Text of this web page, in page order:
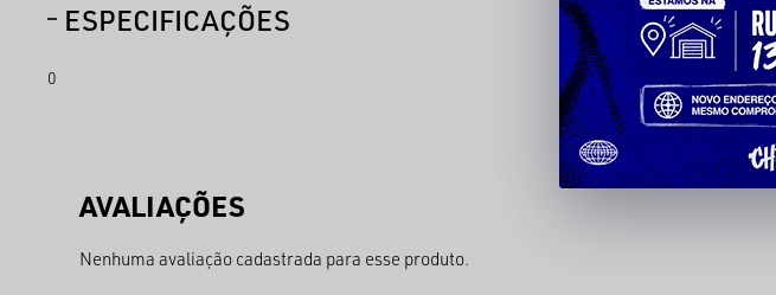
ESPECIFICAÇÕES
0
Nenhuma avaliação cadastrada para esse produto.